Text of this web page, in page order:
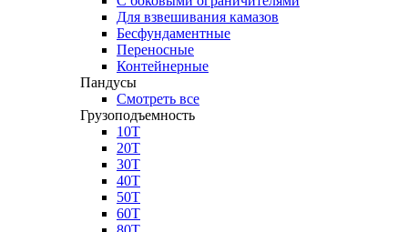
Для взвешивания камазов
Бесфундаментные
Переносные
Контейнерные
Пандусы
Смотреть все
Грузоподъемность
10Т
20Т
30Т
40Т
50Т
60Т